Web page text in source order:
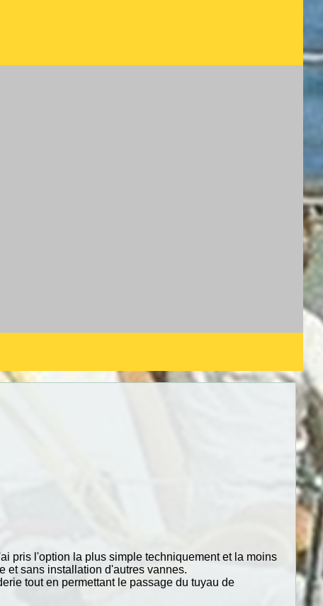
pris l'option la plus simple techniquement et la moins
et sans installation d'autres vannes.
tout en permettant le passage du tuyau de